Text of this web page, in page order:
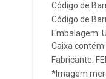
Código de
Código de
Embalagem:
Caixa contém
Fabricante:
*Imagem